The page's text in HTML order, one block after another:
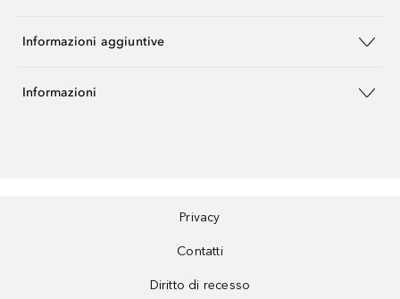
Informazioni aggiuntive
Informazioni
Privacy
Contatti
Diritto di recesso